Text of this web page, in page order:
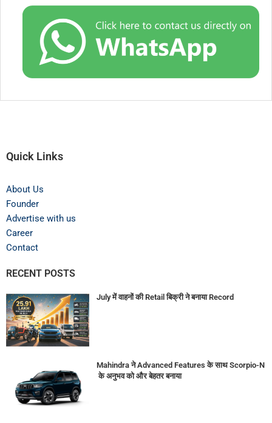
Quick Links
About Us
Founder
Advertise with us
Career
Contact
RECENT POSTS
July में वाहनों की Retail बिक्री ने बनाया Record
Mahindra ने Advanced Features के साथ Scorpio-N
के अनुभव को और बेहतर बनाया